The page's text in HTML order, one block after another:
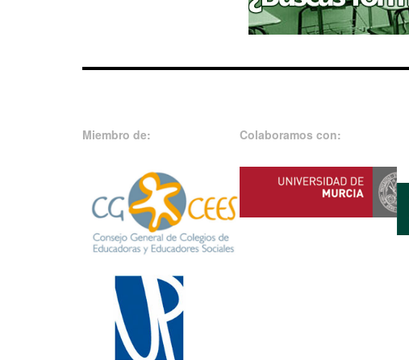
Miembro de: Colaboramos con: